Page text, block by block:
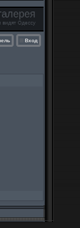
видят Одессу
Вход